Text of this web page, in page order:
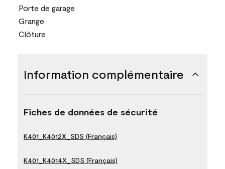
Porte de garage
Grange
Clôture
Information complémentaire
Fiches de données de sécurité
K401_K4012X_SDS (Français)
K401_K4014X_SDS (Français)